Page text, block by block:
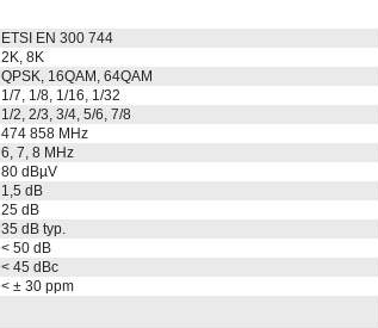
ETSI EN 300 744
2K, 8K
QPSK, 16QAM, 64QAM
1/7, 1/8, 1/16, 1/32
1/2, 2/3, 3/4, 5/6, 7/8
474 858 MHz
6, 7, 8 MHz
80 dBµV
1,5 dB
25 dB
35 dB typ.
< 50 dB
< 45 dBc
< ± 30 ppm